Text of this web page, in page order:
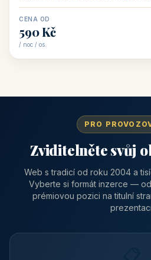
CENA OD
590 Kč
/ noc / os.
PRO
Zviditelněte svůj
Web s tradicí od roku 2004 a
Vyberte si formát inzerce —
prémiovou pozici na titulní